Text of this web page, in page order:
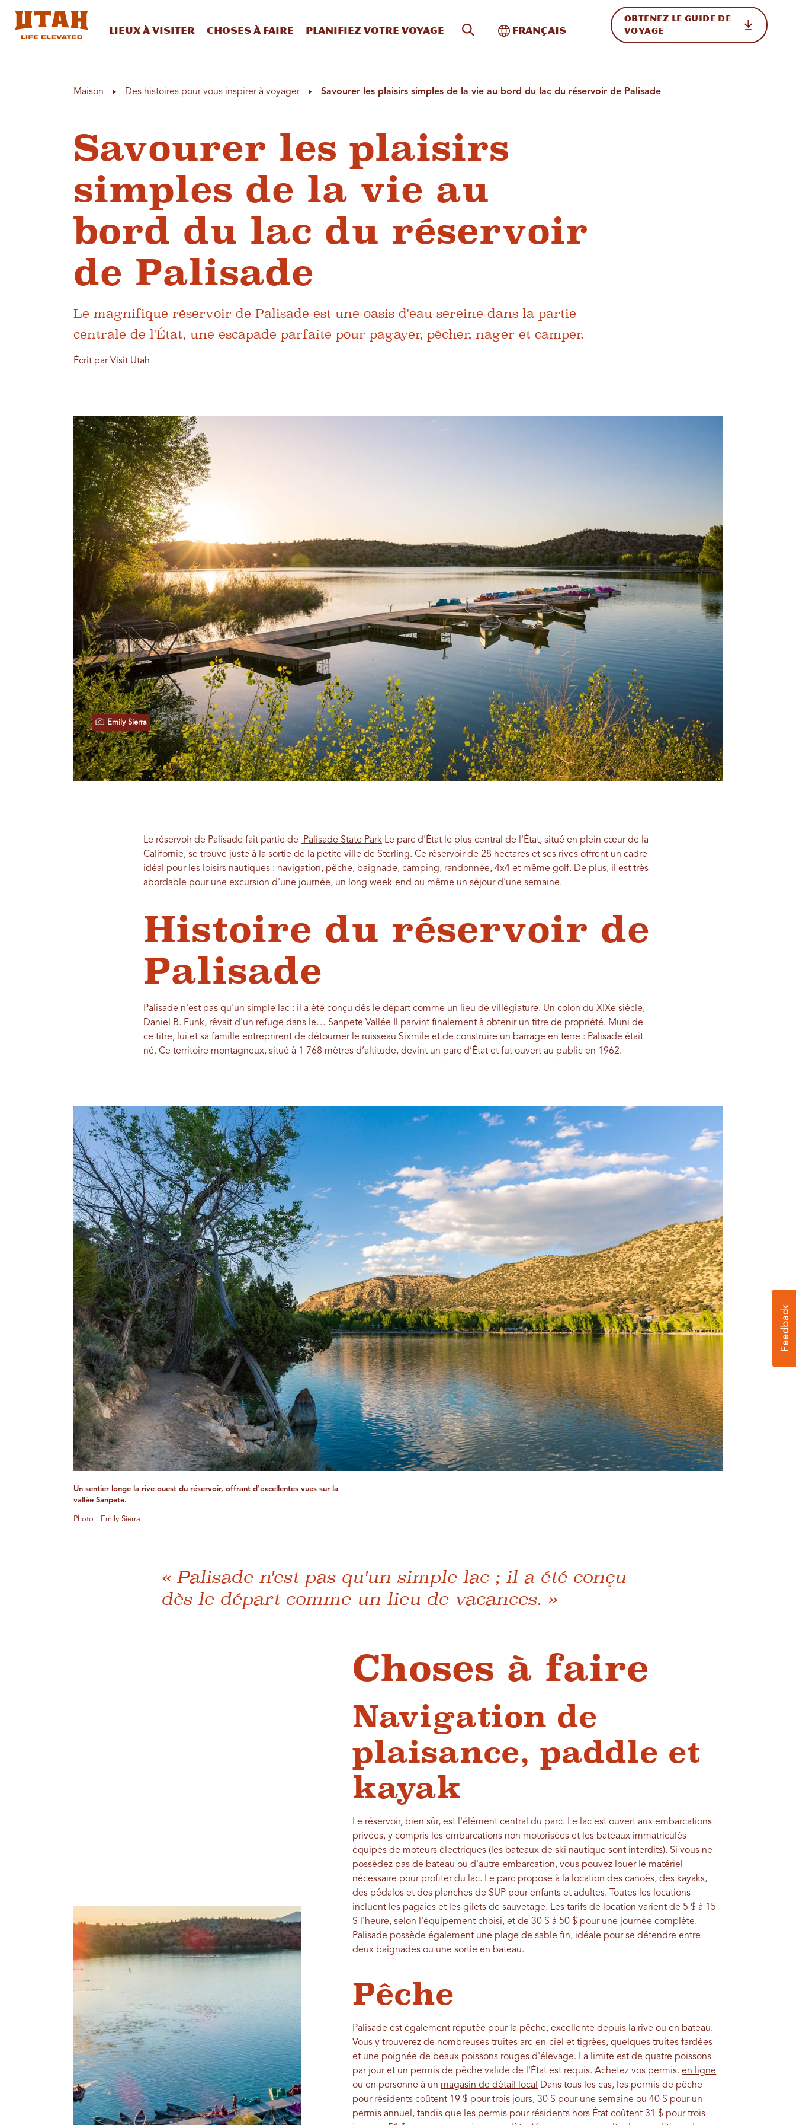
Lieux à visiter Choses à faire Planifiez votre voyage Recherche sur le site
Basculer vers l'international
Français
OBTENEZ LE GUIDE DE
VOYAGE
Maison Des histoires pour vous inspirer à voyager Savourer les plaisirs simples de la vie au bord du lac du réservoir de Palisade
Savourer les plaisirs
simples de la vie au
bord du lac du réservoir
de Palisade
Le magnifique réservoir de Palisade est une oasis d'eau sereine dans la partie
centrale de l'État, une escapade parfaite pour pagayer, pêcher, nager et camper.
Écrit par Visit Utah
Emily Sierra
Le réservoir de Palisade fait partie de Palisade State ParkLe parc d'État le plus central de l'État, situé en plein cœur de la
Californie, se trouve juste à la sortie de la petite ville de Sterling. Ce réservoir de 28 hectares et ses rives offrent un cadre
idéal pour les loisirs nautiques : navigation, pêche, baignade, camping, randonnée, 4x4 et même golf. De plus, il est très
abordable pour une excursion d'une journée, un long week-end ou même un séjour d'une semaine.
Histoire du réservoir de
Palisade
Palisade n'est pas qu'un simple lac : il a été conçu dès le départ comme un lieu de villégiature. Un colon du XIXe siècle,
Daniel B. Funk, rêvait d'un refuge dans le… Sanpete Vallée Il parvint finalement à obtenir un titre de propriété. Muni de
ce titre, lui et sa famille entreprirent de détourner le ruisseau Sixmile et de construire un barrage en terre : Palisade était
né. Ce territoire montagneux, situé à 1 768 mètres d’altitude, devint un parc d’État et fut ouvert au public en 1962.
Un sentier longe la rive ouest du réservoir, offrant d'excellentes vues sur la
vallée Sanpete.
Photo : Emily Sierra
« Palisade n'est pas qu'un simple lac ; il a été conçu
dès le départ comme un lieu de vacances. »
Choses à faire
Navigation de
plaisance, paddle et
kayak
Le réservoir, bien sûr, est l'élément central du parc. Le lac est ouvert aux embarcations
privées, y compris les embarcations non motorisées et les bateaux immatriculés
équipés de moteurs électriques (les bateaux de ski nautique sont interdits). Si vous ne
possédez pas de bateau ou d'autre embarcation, vous pouvez louer le matériel
nécessaire pour profiter du lac. Le parc propose à la location des canoës, des kayaks,
des pédalos et des planches de SUP pour enfants et adultes. Toutes les locations
incluent les pagaies et les gilets de sauvetage. Les tarifs de location varient de 5 $ à 15
$ l'heure, selon l'équipement choisi, et de 30 $ à 50 $ pour une journée complète.
Palisade possède également une plage de sable fin, idéale pour se détendre entre
deux baignades ou une sortie en bateau.
Pêche
Palisade est également réputée pour la pêche, excellente depuis la rive ou en bateau.
Vous y trouverez de nombreuses truites arc-en-ciel et tigrées, quelques truites fardées
et une poignée de beaux poissons rouges d'élevage. La limite est de quatre poissons
par jour et un permis de pêche valide de l'État est requis. Achetez vos permis.en ligne
ou en personne à un magasin de détail local Dans tous les cas, les permis de pêche
pour résidents coûtent 19 $ pour trois jours, 30 $ pour une semaine ou 40 $ pour un
permis annuel, tandis que les permis pour résidents hors État coûtent 31 $ pour trois